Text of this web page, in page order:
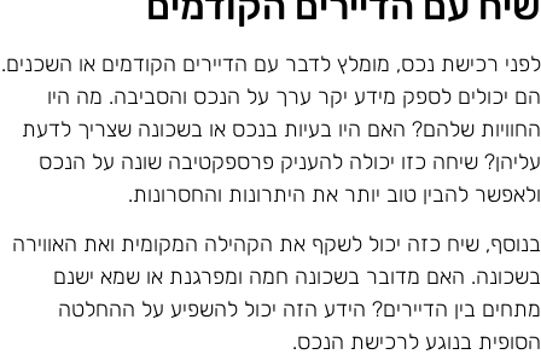
רכישת נכס, מומלץ לדבר עם הדיירים הקודמים או השכנים.
יכולים לספק מידע יקר ערך על הנכס והסביבה. מה היו
שלהם? האם היו בעיות בנכס או בשכונה שצריך לדעת
שיחה כזו יכולה להעניק פרספקטיבה שונה על הנכס
להבין טוב יותר את היתרונות והחסרונות.
שיח כזה יכול לשקף את הקהילה המקומית ואת האווירה
האם מדובר בשכונה חמה ומפרגנת או שמא ישנם
בין הדיירים? הידע הזה יכול להשפיע על ההחלטה
בנוגע לרכישת הנכס.